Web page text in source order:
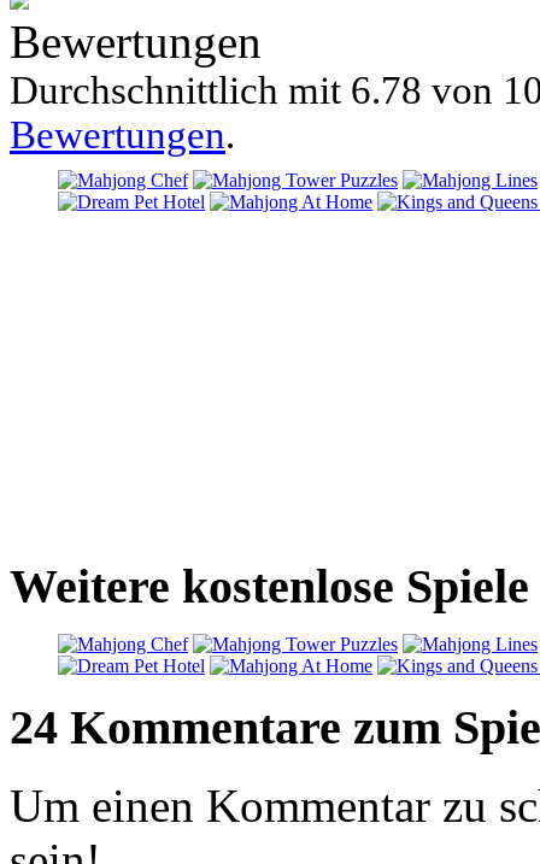
Bewertungen
Durchschnittlich mit 6.78 von
Bewertungen.
Weitere kostenlose
24 Kommentare zum
Um einen Kommentar zu